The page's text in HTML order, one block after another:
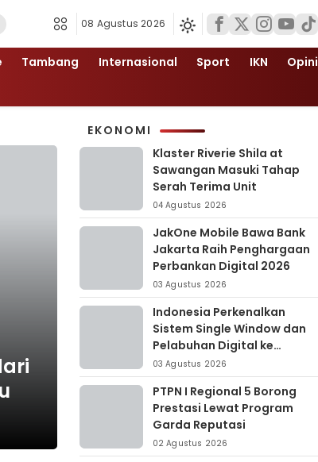
08 Agustus 2026
Tambang Internasional Sport IKN
Opini
EKONOMI
Klaster Riverie Shila at
Sawangan Masuki Tahap
Serah Terima Unit
04 Agustus 2026
JakOne Mobile Bawa Bank
Jakarta Raih Penghargaan
Perbankan Digital 2026
03 Agustus 2026
Indonesia Perkenalkan
Sistem Single Window dan
Pelabuhan Digital ke
Madagaskar
03 Agustus 2026
PTPN I Regional 5 Borong
Prestasi Lewat Program
Garda Reputasi
02 Agustus 2026